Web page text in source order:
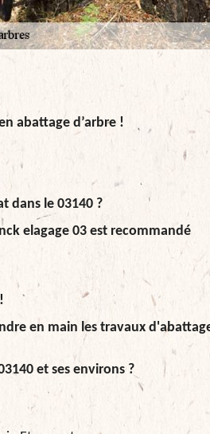
abattage d’arbre !
dans le 03140 ?
elagage 03 est recommandé
en main les travaux
et ses environs ?